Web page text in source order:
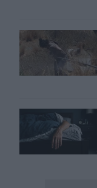
Μέτρα
Το εργασιακό